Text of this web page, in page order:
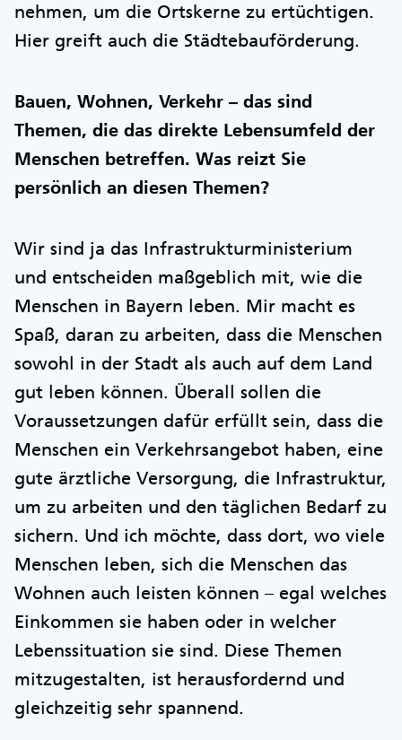
nehmen, um die Ortskerne zu ertüchtigen.
Hier greift auch die Städtebauförderung.
Bauen, Wohnen, Verkehr – das sind
Themen, die das direkte Lebensumfeld der
Menschen betreffen. Was reizt Sie
persönlich an diesen Themen?
Wir sind ja das Infrastrukturministerium
und entscheiden maßgeblich mit, wie die
Menschen in Bayern leben. Mir macht es
Spaß, daran zu arbeiten, dass die Menschen
sowohl in der Stadt als auch auf dem Land
gut leben können. Überall sollen die
Voraussetzungen dafür erfüllt sein, dass die
Menschen ein Verkehrsangebot haben, eine
gute ärztliche Versorgung, die Infrastruktur,
um zu arbeiten und den täglichen Bedarf zu
sichern. Und ich möchte, dass dort, wo viele
Menschen leben, sich die Menschen das
Wohnen auch leisten können – egal welches
Einkommen sie haben oder in welcher
Lebenssituation sie sind. Diese Themen
mitzugestalten, ist herausfordernd und
gleichzeitig sehr spannend.